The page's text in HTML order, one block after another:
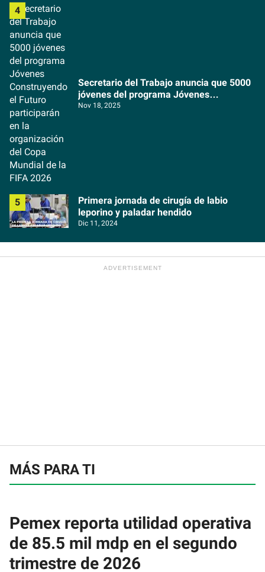
Secretario del Trabajo anuncia que 5000
jóvenes del programa Jóvenes
Construyendo el Futuro participarán en la
Nov 18, 2025
Primera jornada de cirugía de labio
leporino y paladar hendido
Dic 11, 2024
MÁS PARA TI
Pemex reporta utilidad operativa
de 85.5 mil mdp en el segundo
trimestre de 2026